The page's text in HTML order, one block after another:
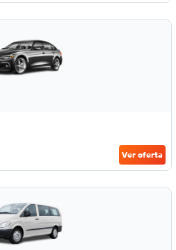
Ver oferta